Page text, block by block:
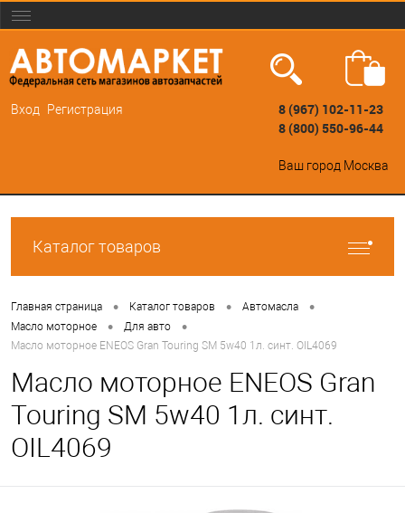
Вход Регистрация
8 (967) 102-11-23
8 (800) 550-96-44
Ваш город Москва
Каталог товаров
Главная страница • Каталог товаров • Автомасла •
Масло моторное • Для авто •
Масло моторное ENEOS Gran Touring SM 5w40 1л. синт. OIL4069
Масло моторное ENEOS Gran
Touring SM 5w40 1л. синт.
OIL4069